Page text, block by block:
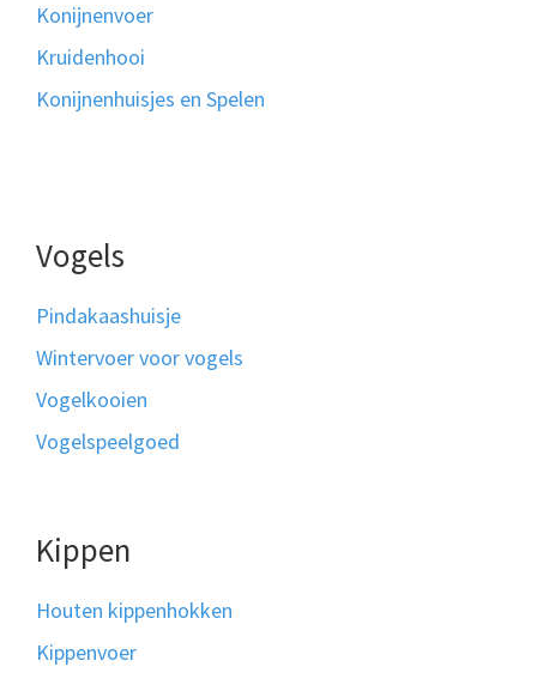
Konijnenvoer
Kruidenhooi
Konijnenhuisjes en Spelen
Vogels
Pindakaashuisje
Wintervoer voor vogels
Vogelkooien
Vogelspeelgoed
Kippen
Houten kippenhokken
Kippenvoer